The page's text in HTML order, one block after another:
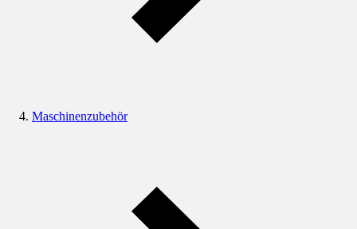
Maschinenzubehör